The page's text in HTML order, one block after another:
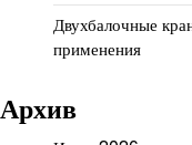
Двухбалочные
применения
Архив